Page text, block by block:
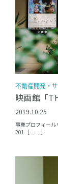
不動産開発・
映画館「
2019.10.25
事業プロフィー
201［……］